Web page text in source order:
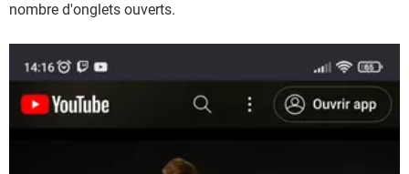
nombre d'onglets ouverts.